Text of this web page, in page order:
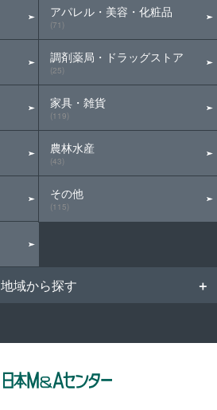
アパレル・美容・化粧品
(71)
調剤薬局・ドラッグストア
(25)
家具・雑貨
(119)
農林水産
(43)
その他
(115)
地域から探す